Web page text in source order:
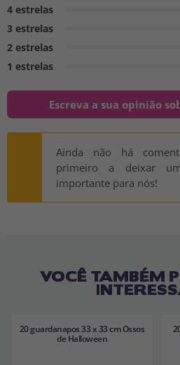
4 estrelas
3 estrelas
2 estrelas
1 estrelas
Escreva a sua opinião
Ainda não há
primeiro a deixar
importante para nós!
VOCÊ TAMBÉM
20 guardanapos 33 x 33 cm Ossos
de Halloween